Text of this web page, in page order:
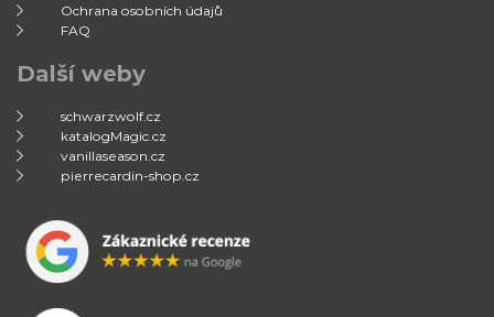
Ochrana osobních údajů
FAQ
Další weby
schwarzwolf.cz
katalogMagic.cz
vanillaseason.cz
pierrecardin-shop.cz